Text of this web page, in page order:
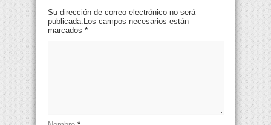
Su dirección de correo electrónico no será
publicada.Los campos necesarios están
marcados *